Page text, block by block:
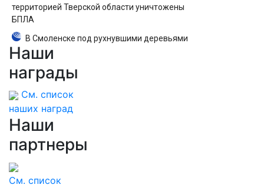
территорией Тверской области уничтожены
БПЛА
В Смоленске под рухнувшими деревьями
погибли ребенок и женщина
Наши
награды
См. список
наших наград
Наши
партнеры
См. список